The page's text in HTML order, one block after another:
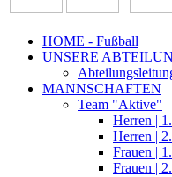
HOME - Fußball
UNSERE
MANNSCHAFTEN
Team "Aktive"
Herren |
Herren |
Frauen |
Frauen |